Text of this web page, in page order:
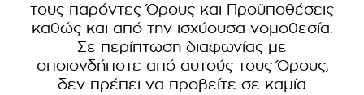
τους παρόντες Όρους και Προϋποθέσεις
καθώς και από την ισχύουσα νομοθεσία.
Σε περίπτωση διαφωνίας με
οποιονδήποτε από αυτούς τους Όρους,
δεν πρέπει να προβείτε σε καμία